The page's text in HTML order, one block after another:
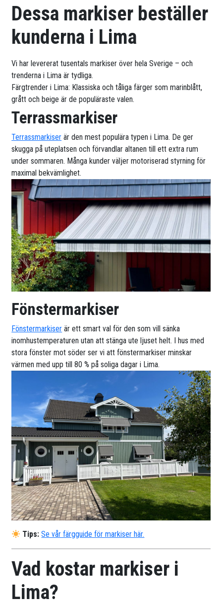
Dessa markiser beställer
kunderna i Lima
Vi har levererat tusentals markiser över hela Sverige – och
trenderna i Lima är tydliga.
Färgtrender i Lima: Klassiska och tåliga färger som marinblått,
grått och beige är de populäraste valen.
Terrassmarkiser
Terrassmarkiser är den mest populära typen i Lima. De ger
skugga på uteplatsen och förvandlar altanen till ett extra rum
under sommaren. Många kunder väljer motoriserad styrning för
maximal bekvämlighet.
Fönstermarkiser
Fönstermarkiser är ett smart val för den som vill sänka
inomhustemperaturen utan att stänga ute ljuset helt. I hus med
stora fönster mot söder ser vi att fönstermarkiser minskar
värmen med upp till 80 % på soliga dagar i Lima.
Tips: Se vår färgguide för markiser här.
Vad kostar markiser i
Lima?